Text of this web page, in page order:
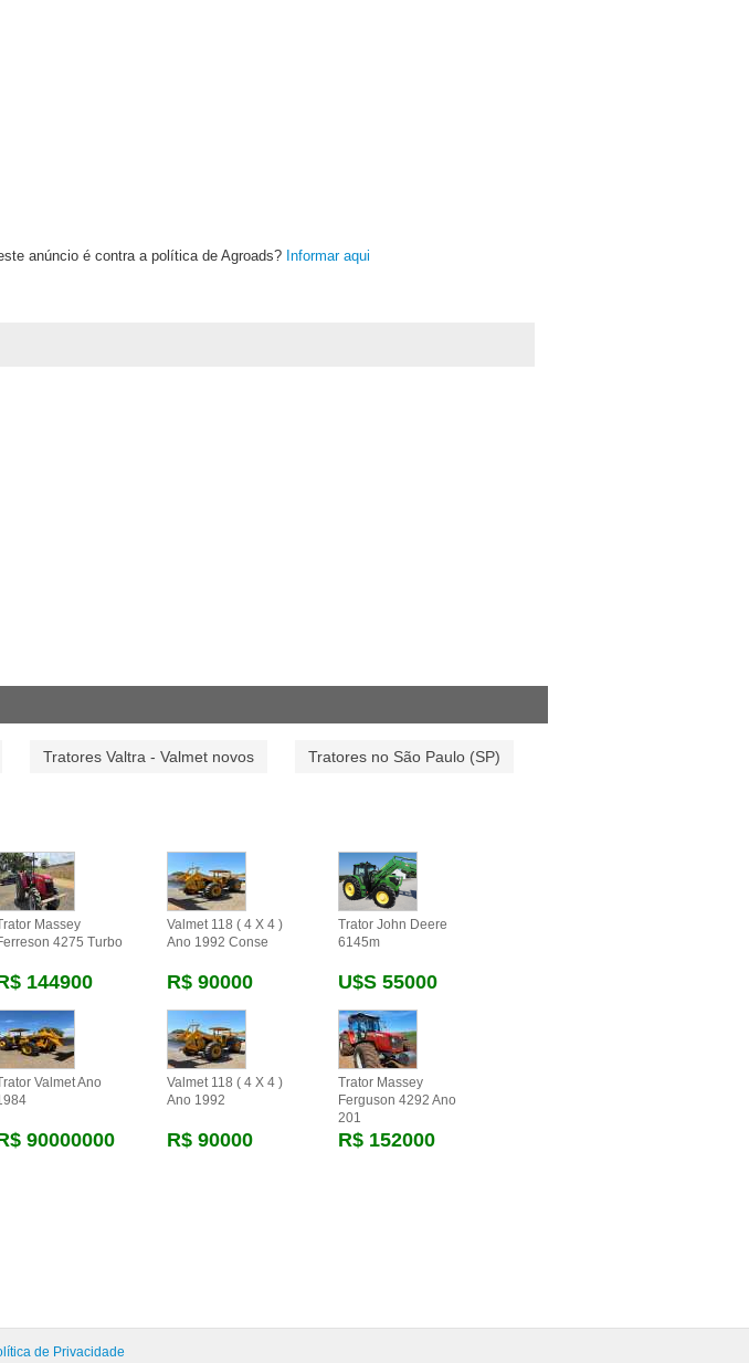
anúncio é contra a política de Agroads? Informar aqui
Tratores Valtra - Valmet novos Tratores no São Paulo (SP)
Massey
4275 Turbo
144900
Valmet 118 ( 4 X 4 )
Ano 1992 Conse
R$ 90000
Trator John Deere
6145m
U$s 55000
Valmet Ano
90000000
Valmet 118 ( 4 X 4 )
Ano 1992
R$ 90000
Trator Massey
Ferguson 4292 Ano
201
R$ 152000
de Privacidade